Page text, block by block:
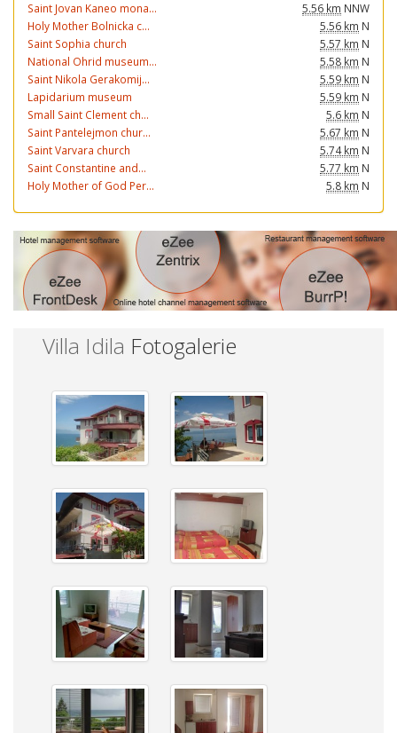
Saint Jovan Kaneo mona...
5.56 km NNW
Holy Mother Bolnicka c...
5.56 km N
Saint Sophia church
5.57 km N
National Ohrid museum...
5.58 km N
Saint Nikola Gerakomij...
5.59 km N
Lapidarium museum
5.59 km N
Small Saint Clement ch...
5.6 km N
Saint Pantelejmon chur...
5.67 km N
Saint Varvara church
5.74 km N
Saint Constantine and...
5.77 km N
Holy Mother of God Per...
5.8 km N
Villa Idila Fotogalerie